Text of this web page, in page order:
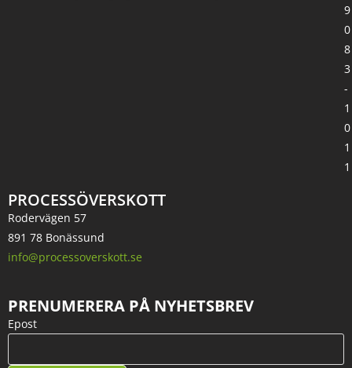
PROCESSÖVERSKOTT
Rodervägen 57
891 78 Bonässund
info@processoverskott.se
9
0
8
3
-
1
0
1
1
PRENUMERERA PÅ NYHETSBREV
Epost